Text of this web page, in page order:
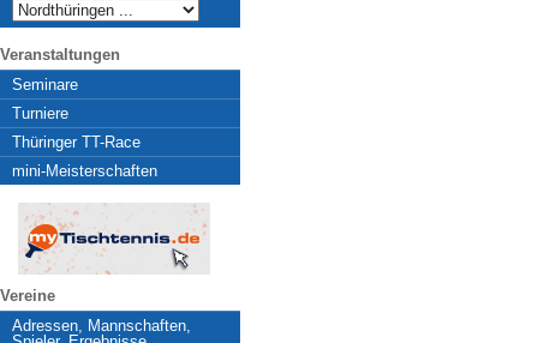
Veranstaltungen
Seminare
Turniere
Thüringer TT-Race
mini-Meisterschaften
Vereine
Adressen, Mannschaften,